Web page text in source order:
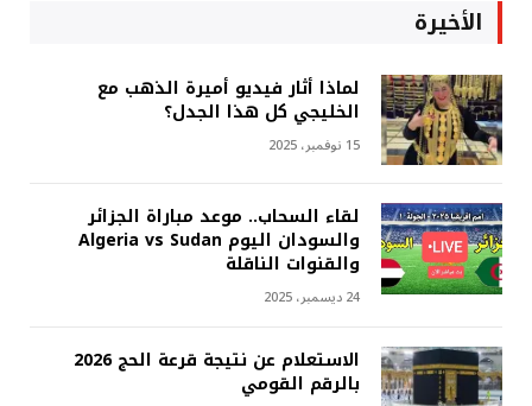
الأخيرة
لماذا أثار فيديو أميرة الذهب مع
الخليجي كل هذا الجدل؟
15 نوفمبر، 2025
لقاء السحاب.. موعد مباراة الجزائر
والسودان اليوم Algeria vs Sudan
والقنوات الناقلة
24 ديسمبر، 2025
الاستعلام عن نتيجة قرعة الحج 2026
بالرقم القومي